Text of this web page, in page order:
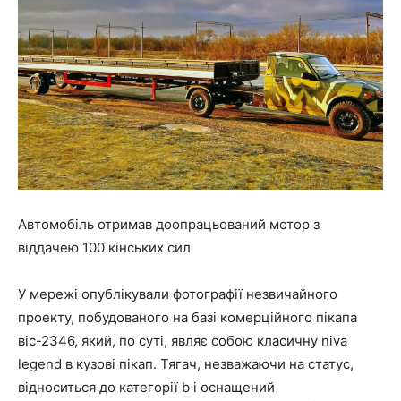
Автомобіль отримав доопрацьований мотор з
віддачею 100 кінських сил
У мережі опублікували фотографії незвичайного
проекту, побудованого на базі комерційного пікапа
віс-2346, який, по суті, являє собою класичну niva
legend в кузові пікап. Тягач, незважаючи на статус,
відноситься до категорії b і оснащений